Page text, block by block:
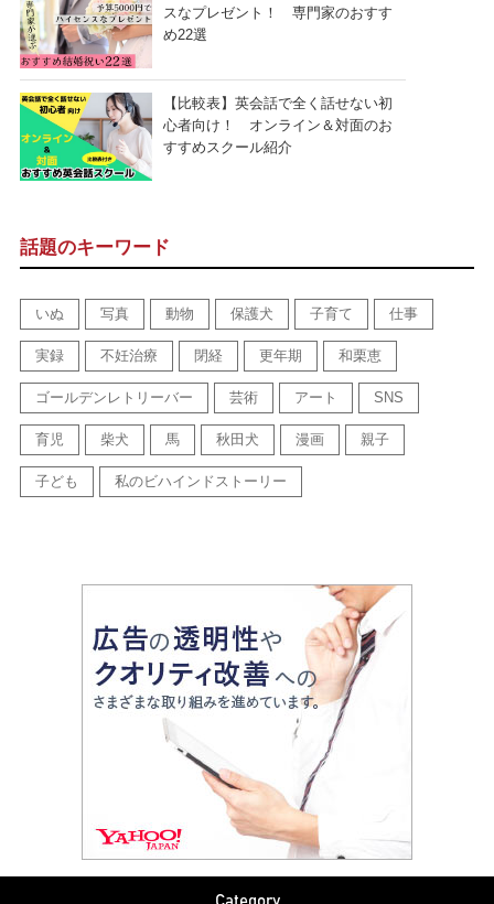
スなプレゼント！ 専門家のおすす
め22選
【比較表】英会話で全く話せない初
心者向け！ オンライン＆対面のお
すすめスクール紹介
話題のキーワード
いぬ 写真 動物 保護犬 子育て 仕事
実録 不妊治療 閉経 更年期 和栗恵
ゴールデンレトリーバー 芸術 アート SNS
育児 柴犬 馬 秋田犬 漫画 親子
子ども 私のビハインドストーリー